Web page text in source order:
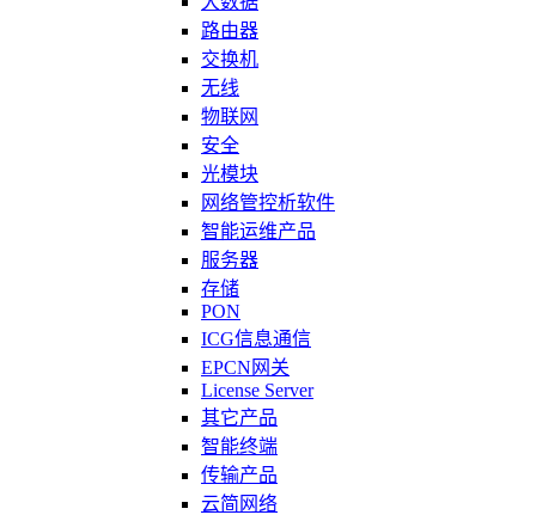
路由器
交换机
无线
物联网
安全
光模块
网络管控析软件
智能运维产品
服务器
存储
PON
ICG信息通信
EPCN网关
License Server
其它产品
智能终端
传输产品
云简网络